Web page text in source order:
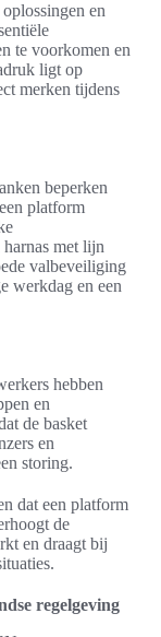
en
te voorkomen en
ligt op
merken tijdens
beperken
platform
met lijn
valbeveiliging
werkdag en een
hebben
en
de basket
en
storing.
dat een platform
de
en draagt bij
regelgeving